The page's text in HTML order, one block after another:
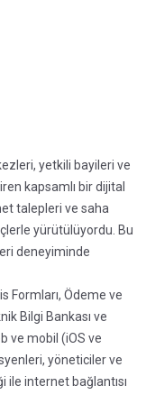
yetkili bayileri ve
kapsamlı bir dijital
talepleri ve saha
yürütülüyordu. Bu
deneyiminde
Formları, Ödeme ve
Bilgi Bankası ve
ve mobil (iOS ve
yöneticiler ve
ile internet bağlantısı